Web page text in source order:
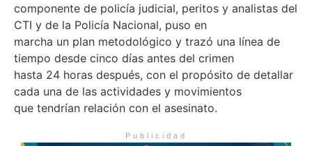
componente de policía judicial, peritos y analistas del
CTI y de la Policía Nacional, puso en
marcha un plan metodológico y trazó una línea de
tiempo desde cinco días antes del crimen
hasta 24 horas después, con el propósito de detallar
cada una de las actividades y movimientos
que tendrían relación con el asesinato.
Publicidad